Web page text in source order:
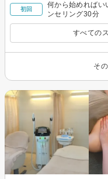
初回
何から始めればい
ンセリング30分
すべての
そ